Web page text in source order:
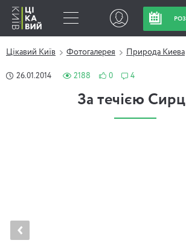
Цікавий Київ Фотогалерея Природа Киева
26.01.2014 2188 0 4
За течією